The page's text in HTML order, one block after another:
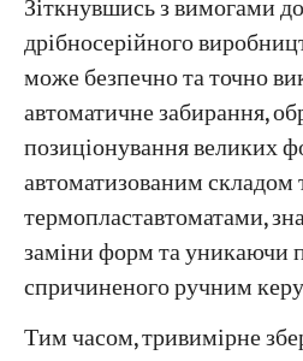
Зіткнувшись з вимогами
дрібносерійного
може безпечно та точно
автоматичне забирання,
позиціонування великих
автоматизованим складом
термопластавтоматами,
заміни форм та
спричиненого ручним
Тим часом, тривимірне